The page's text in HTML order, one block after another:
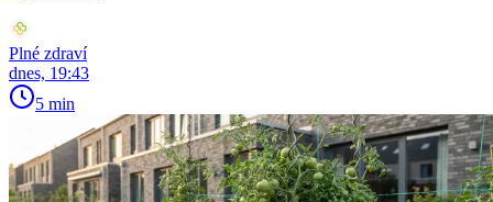
Plné zdraví
dnes, 19:43
5 min